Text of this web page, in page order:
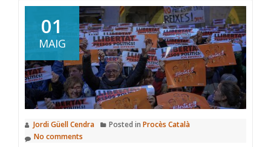
01
MAIG
Jordi Güell Cendra Posted in Procès Català
No comments